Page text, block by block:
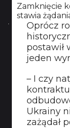
Zamknięcie
stawia
Oprócz
postawił
jeden
– I czy
Ukrainy
zażądał